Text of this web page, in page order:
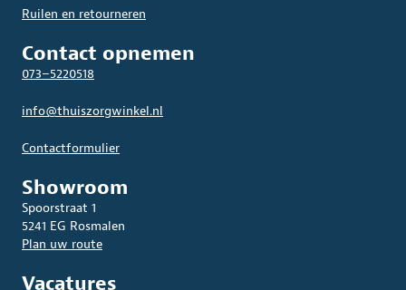
Ruilen en retourneren
Contact opnemen
073–5220518
info@thuiszorgwinkel.nl
Contactformulier
Showroom
Spoorstraat 1
5241 EG Rosmalen
Plan uw route
Vacatures